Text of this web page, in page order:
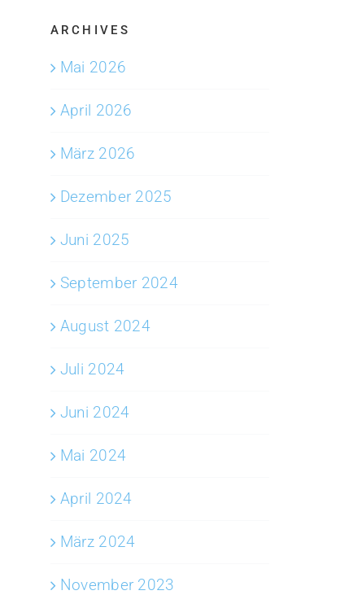
ARCHIVES
Mai 2026
April 2026
März 2026
Dezember 2025
Juni 2025
September 2024
August 2024
Juli 2024
Juni 2024
Mai 2024
April 2024
März 2024
November 2023